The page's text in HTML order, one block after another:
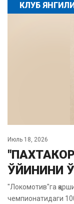
КЛУБ
Июль 18, 2026
ЎЙИНИНИ
"Локомотив"га
чемпионатидаги